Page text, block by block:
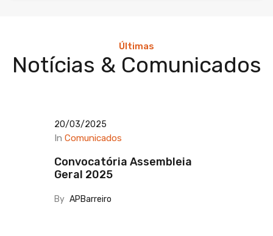
Últimas
Notícias & Comunicados
20/03/2025
In Comunicados
Convocatória Assembleia
Geral 2025
By APBarreiro